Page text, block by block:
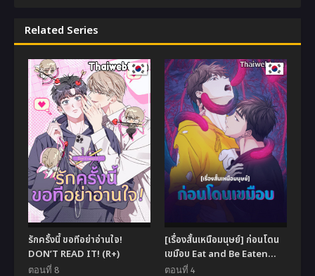
Related Series
รักครั้งนี้ ขอทีอย่าอ่านใจ!
DON’T READ IT! (R+)
ตอนที่ 8
[เรื่องสั้นเหนือมนุษย์] ก่อนโดน
เขมือบ Eat and Be Eaten
(R+)
ตอนที่ 4